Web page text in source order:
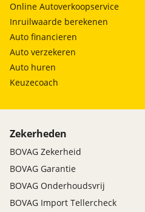
Online Autoverkoopservice
Inruilwaarde berekenen
Auto financieren
Auto verzekeren
Auto huren
Keuzecoach
Zekerheden
BOVAG Zekerheid
BOVAG Garantie
BOVAG Onderhoudsvrij
BOVAG Import Tellercheck